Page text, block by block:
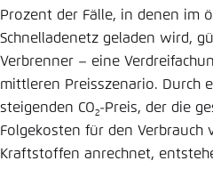
Prozent der Fälle, in denen im
Schnelladenetz geladen wird,
Verbrenner – eine
mittleren Preisszenario. Durch
steigenden CO2-Preis, der die
Folgekosten für den Verbrauch
Kraftstoffen anrechnet,